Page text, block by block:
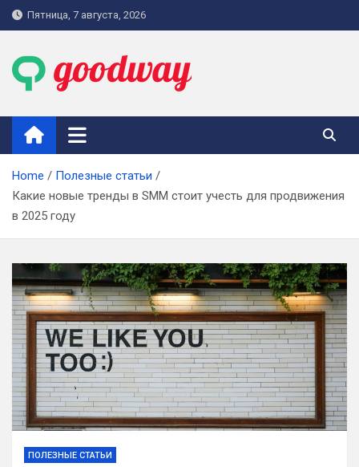
Skip
to
Пятница, 7 августа, 2026
goodway.com.ua
Home
Полезные статьи
Какие новые тренды в SMM стоит учесть для продвижения
в 2025 году
ПОЛЕЗНЫЕ СТАТЬИ